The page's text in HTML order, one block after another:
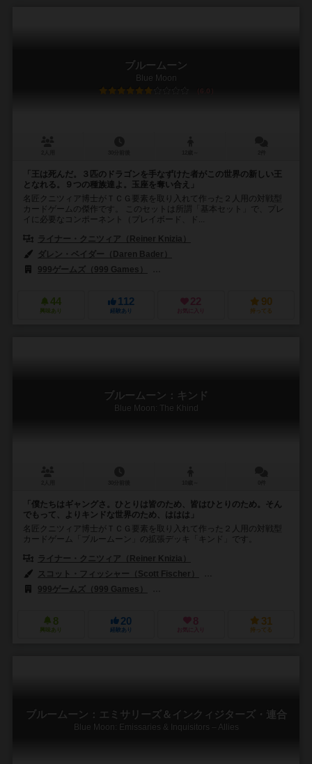
ブルームーン
Blue Moon
6.0
「王は死んだ。３匹のドラゴンを手なずけた者がこの世界の新しい王
となれる。９つの種族達よ。玉座を奪い合え」
名匠クニツィア博士がＴＣＧ要素を取り入れて作った２人用の対戦型
カードゲームの傑作です。 このセットは所謂「基本セット」で、プレ
イに必要なコンポーネント（プレイボード、ド...
ライナー・クニツィア（Reiner Knizia）
ダレン・ベイダー（Daren Bader）
999ゲームズ（999 Games）
44
興味あり
112
経験あり
22
お気に入り
90
持ってる
ブルームーン：キンド
Blue Moon: The Khind
「僕たちはギャングさ。ひとりは皆のため、皆はひとりのため。そん
でもって、よりキンドな世界のため、ははは」
名匠クニツィア博士がＴＣＧ要素を取り入れて作った２人用の対戦型
カードゲーム「ブルームーン」の拡張デッキ「キンド」です。
ライナー・クニツィア（Reiner Knizia）
スコット・フィッシャー（Scott Fischer）
999ゲームズ（999 Games）
8
興味あり
20
経験あり
8
お気に入り
31
持ってる
ブルームーン：エミサリーズ＆インクィジターズ・連合
Blue Moon: Emissaries & Inquisitors – Allies